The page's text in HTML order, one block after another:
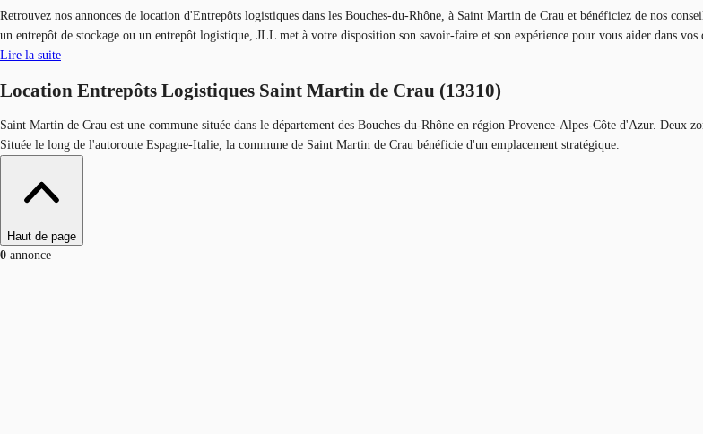
Retrouvez nos annonces de location d'Entrepôts logistiques dans les Bouches-du-Rhône, à Saint Martin de Crau et bénéficiez de nos
un entrepôt de stockage ou un entrepôt logistique, JLL met à votre disposition son savoir-faire et son expérience pour vous aider dans vos
Lire la suite
Location Entrepôts Logistiques Saint Martin de Crau (13310)
Saint Martin de Crau est une commune située dans le département des Bouches-du-Rhône en région Provence-Alpes-Côte d'Azur. Deux
Située le long de l'autoroute Espagne-Italie, la commune de Saint Martin de Crau bénéficie d'un emplacement stratégique.
Haut de page
0 annonce